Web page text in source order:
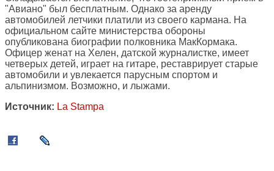
"Авиано" был бесплатным. Однако за аренду
автомобилей летчики платили из своего кармана. На
официальном сайте министерства обороны
опубликована биографии полковника МакКормака.
Офицер женат на Хелен, датской журналистке, имеет
четверых детей, играет на гитаре, реставрирует старые
автомобили и увлекается парусным спортом и
альпинизмом. Возможно, и лыжами.
Источник: La Stampa